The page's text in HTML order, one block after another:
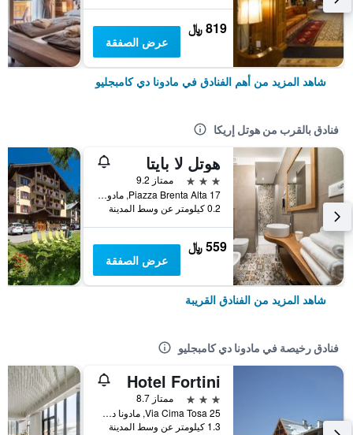
819 ﷼
عرض الصفقة
شاهد المزيد من أهم الفنادق في مادونا دي كامبجليو
فنادق بالقرب من هوتل إريكا
هوتل لا بايتا
3 نجوم
ممتاز 9.2
Piazza Brenta Alta 17, مادونا دي كامبجليو, مقاطعة ترينتو, إيطاليا
0.2 كيلومتر عن وسط المدينة
559 ﷼
عرض الصفقة
شاهد المزيد من الفنادق القريبة
فنادق رخيصة في مادونا دي كامبجليو
Hotel Fortini
3 نجوم
ممتاز 8.7
Via Cima Tosa 25, مادونا دي كامبجليو, مقاطعة ترينتو, إيطاليا
1.3 كيلومتر عن وسط المدينة